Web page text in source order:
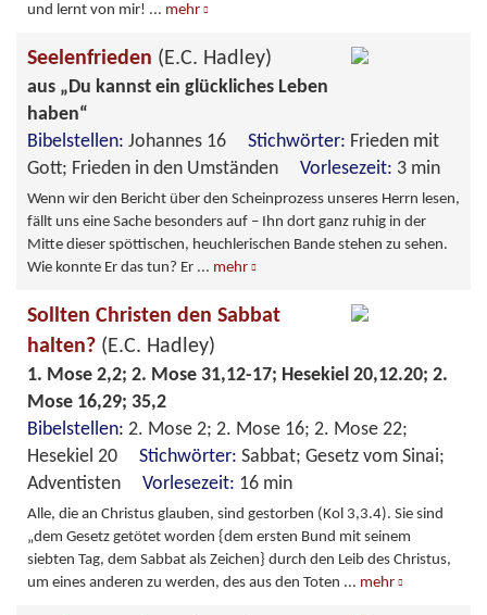
und lernt von mir! ... mehr
Seelenfrieden (E.C. Hadley)
aus „Du kannst ein glückliches Leben
haben“
Bibelstellen: Johannes 16 Stichwörter: Frieden mit
Gott; Frieden in den Umständen Vorlesezeit: 3 min
Wenn wir den Bericht über den Scheinprozess unseres Herrn lesen,
fällt uns eine Sache besonders auf – Ihn dort ganz ruhig in der
Mitte dieser spöttischen, heuchlerischen Bande stehen zu sehen.
Wie konnte Er das tun? Er ... mehr
Sollten Christen den Sabbat
halten? (E.C. Hadley)
1. Mose 2,2; 2. Mose 31,12-17; Hesekiel 20,12.20; 2.
Mose 16,29; 35,2
Bibelstellen: 2. Mose 2; 2. Mose 16; 2. Mose 22;
Hesekiel 20 Stichwörter: Sabbat; Gesetz vom Sinai;
Adventisten Vorlesezeit: 16 min
Alle, die an Christus glauben, sind gestorben (Kol 3,3.4). Sie sind
„dem Gesetz getötet worden {dem ersten Bund mit seinem
siebten Tag, dem Sabbat als Zeichen} durch den Leib des Christus,
um eines anderen zu werden, des aus den Toten ... mehr